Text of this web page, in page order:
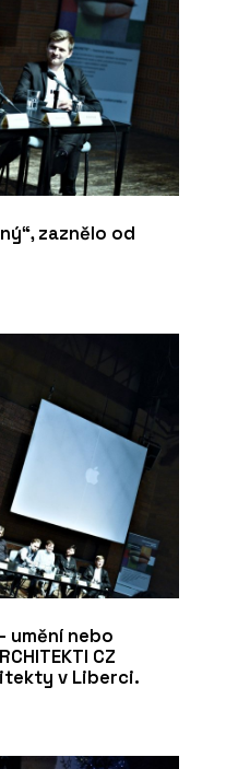
par Maris Modular
zaznělo od
umění nebo
CZ
v Liberci.